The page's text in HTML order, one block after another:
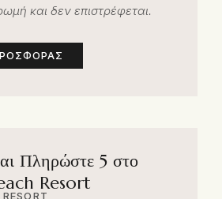
και δεν επιστρέφεται.
Πληρώστε 5 στο
Resort